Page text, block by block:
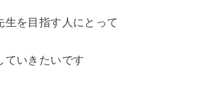
生を目指す人にとって
ていきたいです